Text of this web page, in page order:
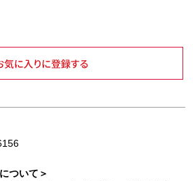
ついて＞